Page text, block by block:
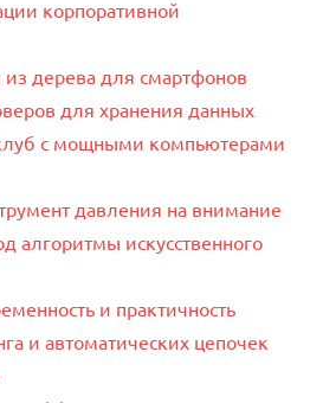
корпоративной
из дерева для смартфонов
для хранения данных
с мощными компьютерами
давления на внимание
алгоритмы искусственного
и практичность
и автоматических цепочек